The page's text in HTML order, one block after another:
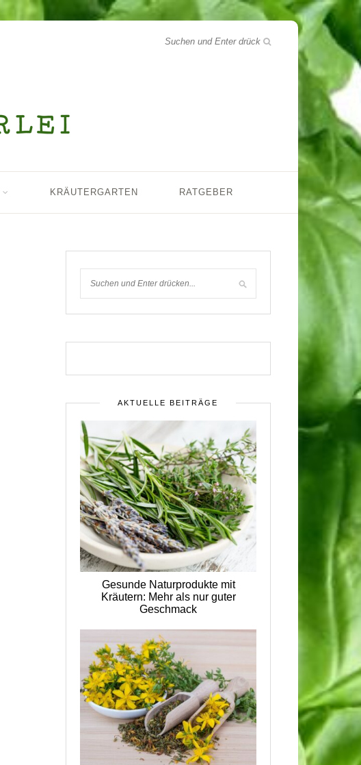
KRÄUTERGARTEN RATGEBER
AKTUELLE BEITRÄGE
Gesunde Naturprodukte mit
Kräutern: Mehr als nur guter
Geschmack